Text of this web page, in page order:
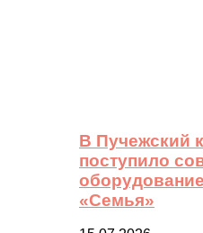
В Пучежский
поступило
«Семья»